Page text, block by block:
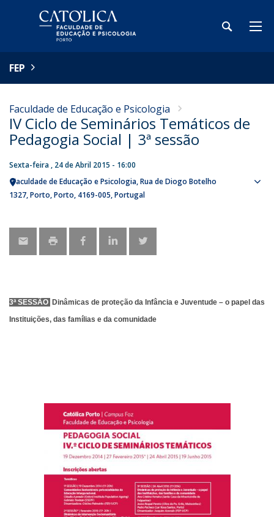
FEP
Faculdade de Educação e Psicologia
IV Ciclo de Seminários Temáticos de
Pedagogia Social | 3ª sessão
Sexta-feira , 24 de Abril 2015 - 16:00
Faculdade de Educação e Psicologia Rua de Diogo Botelho
1327 Porto Porto 4169-005 Portugal
3ª SESSÃO Dinâmicas de proteção da Infância e Juventude – o papel das
Instituições, das famílias e da comunidade